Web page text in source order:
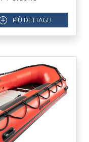
PIÙ DETTAGLI